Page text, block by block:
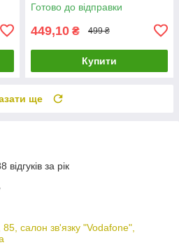
Готово до відправки
449,10 ₴ 499 ₴
Купити
ще
за рік
салон зв'язку "Vodafone",